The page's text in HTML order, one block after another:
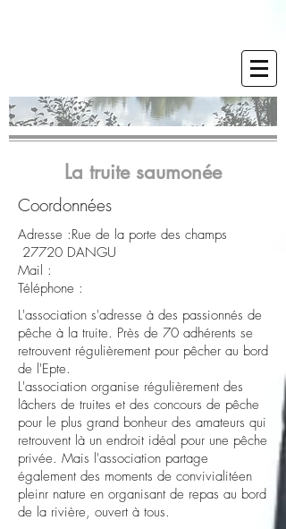
La truite saumonée
Coordonnées
Adresse :Rue de la porte des champs
27720 DANGU
Mail :
Téléphone :
L'association s'adresse à des passionnés de
pêche à la truite. Près de 70 adhérents se
retrouvent régulièrement pour pêcher au bord
de l'Epte.
L'association organise régulièrement des
lâchers de truites et des concours de pêche
pour le plus grand bonheur des amateurs qui
retrouvent là un endroit idéal pour une pêche
privée. Mais l'association partage
également des moments de convivialitéen
pleinr nature en organisant de repas au bord
de la rivière, ouvert à tous.